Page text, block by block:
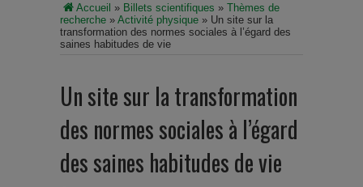
Accueil » Billets scientifiques » Thèmes de
recherche » Activité physique » Un site sur la
transformation des normes sociales à l’égard des
saines habitudes de vie
Un site sur la transformation
des normes sociales à l’égard
des saines habitudes de vie